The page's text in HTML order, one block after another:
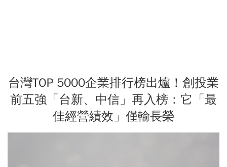
台灣TOP 5000企業排行榜出爐！創投業
前五強「台新、中信」再入榜：它「最
佳經營績效」僅輸長榮